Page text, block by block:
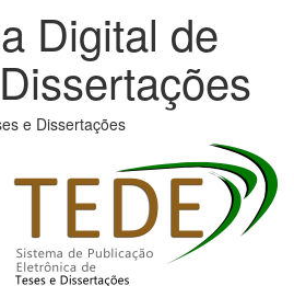
Digital de
e Dissertações